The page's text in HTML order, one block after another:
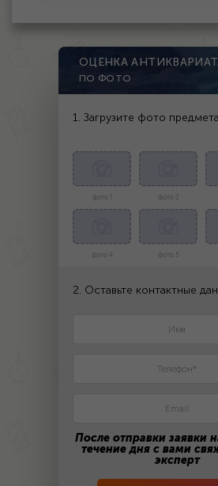
ОЦЕНКА
ПО ФОТО
1. Загрузите фото предмета
фото 1 фото 2
фото 4 фото 5
2. Оставьте контактные
После отправки заявки
течение дня с вами
эксперт